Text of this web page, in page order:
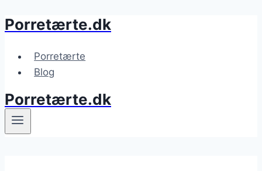
Fortsæt
indhold
Porretærte.dk
Porretærte
Blog
Porretærte.dk